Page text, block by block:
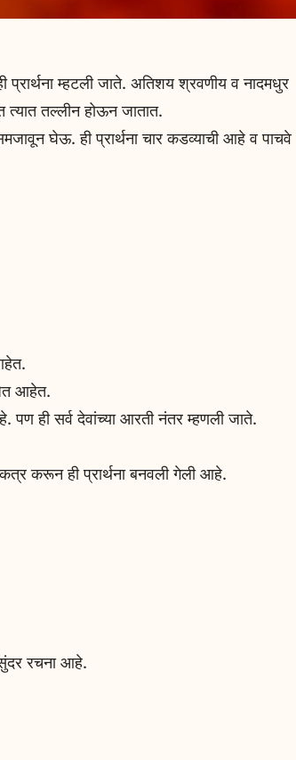
प्रार्थना म्हटली जाते. अतिशय श्रवणीय व नादमधुर
तल्लीन होऊन जातात.
घेऊ. ही प्रार्थना चार कडव्याची आहे व पाचवे
आहेत.
पण ही सर्व देवांच्या आरती नंतर म्हणली जाते.
करून ही प्रार्थना बनवली गेली आहे.
रचना आहे.